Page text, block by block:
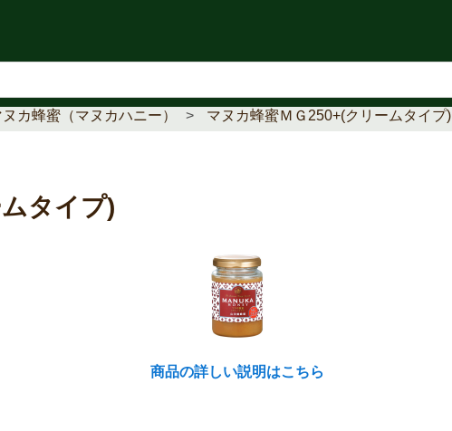
お知らせ
ヌカ蜂蜜（マヌカハニー） マヌカ蜂蜜ＭＧ250+(クリームタイプ)
タイプ)
商品の詳しい説明はこちら